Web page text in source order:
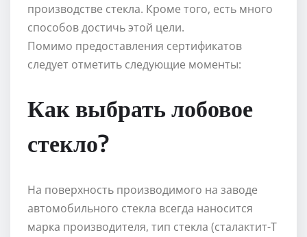
производстве стекла. Кроме того, есть много
способов достичь этой цели.
Помимо предоставления сертификатов
следует отметить следующие моменты:
Как выбрать лобовое
стекло?
На поверхность производимого на заводе
автомобильного стекла всегда наносится
марка производителя, тип стекла (сталактит-Т